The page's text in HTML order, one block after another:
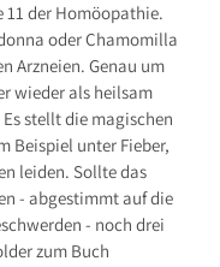
der Homöopathie.
oder Chamomilla
Arzneien. Genau um
wieder als heilsam
stellt die magischen
Beispiel unter Fieber,
leiden. Sollte das
- abgestimmt auf die
- noch drei
zum Buch